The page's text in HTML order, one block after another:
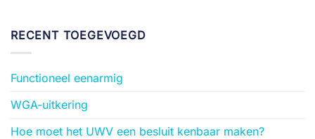
RECENT TOEGEVOEGD
Functioneel eenarmig
WGA-uitkering
Hoe moet het UWV een besluit kenbaar maken?